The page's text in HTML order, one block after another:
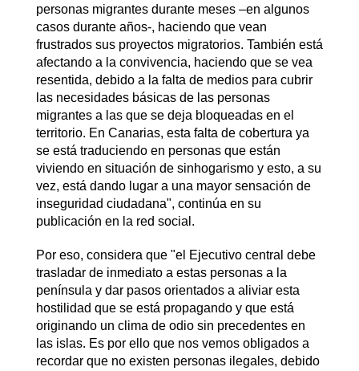
personas migrantes durante meses –en algunos
casos durante años-, haciendo que vean
frustrados sus proyectos migratorios. También está
afectando a la convivencia, haciendo que se vea
resentida, debido a la falta de medios para cubrir
las necesidades básicas de las personas
migrantes a las que se deja bloqueadas en el
territorio. En Canarias, esta falta de cobertura ya
se está traduciendo en personas que están
viviendo en situación de sinhogarismo y esto, a su
vez, está dando lugar a una mayor sensación de
inseguridad ciudadana", continúa en su
publicación en la red social.
Por eso, considera que "el Ejecutivo central debe
trasladar de inmediato a estas personas a la
península y dar pasos orientados a aliviar esta
hostilidad que se está propagando y que está
originando un clima de odio sin precedentes en
las islas. Es por ello que nos vemos obligados a
recordar que no existen personas ilegales, debido